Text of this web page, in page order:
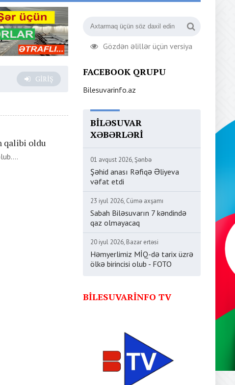
Gözdən əlillər üçün versiya
GIRIŞ
qalibi oldu
FACEBOOK QRUPU
Bilesuvarinfo.az
BILƏSUVAR
XƏBƏRLƏRI
01 avqust 2026, Şənbə
Şəhid anası Rəfiqə Əliyeva
vəfat etdi
23 iyul 2026, Cümə axşamı
Sabah Biləsuvarın 7 kəndində
qaz olmayacaq
20 iyul 2026, Bazar ertəsi
Həmyerlimiz MİQ-də tarix üzrə
ölkə birincisi olub - FOTO
BILESUVARINFO TV